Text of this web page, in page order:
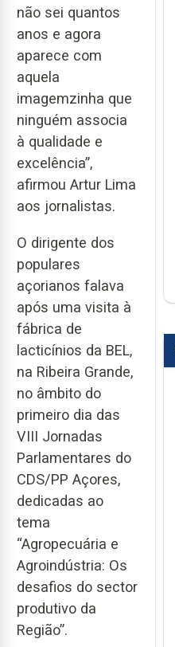
não sei quantos
anos e agora
aparece com
aquela
imagemzinha que
ninguém associa
à qualidade e
excelência”,
afirmou Artur Lima
aos jornalistas.
O dirigente dos
populares
açorianos falava
após uma visita à
fábrica de
lacticínios da BEL,
na Ribeira Grande,
no âmbito do
primeiro dia das
VIII Jornadas
Parlamentares do
CDS/PP Açores,
dedicadas ao
tema
“Agropecuária e
Agroindústria: Os
desafios do sector
produtivo da
Região”.